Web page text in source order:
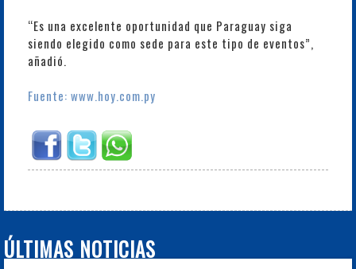
“Es una excelente oportunidad que Paraguay siga
siendo elegido como sede para este tipo de eventos”,
añadió.
Fuente: www.hoy.com.py
ÚLTIMAS NOTICIAS